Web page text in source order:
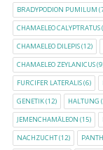
BRADYPODION PUMILUM
CHAMAELEO CALYPTRATUS
CHAMAELEO DILEPIS(12)
CHAMAELEO ZEYLANICUS
FURCIFER LATERALIS(6)
GENETIK(12) HALTUNG
JEMENCHAMÄLEON (15)
NACHZUCHT(12)